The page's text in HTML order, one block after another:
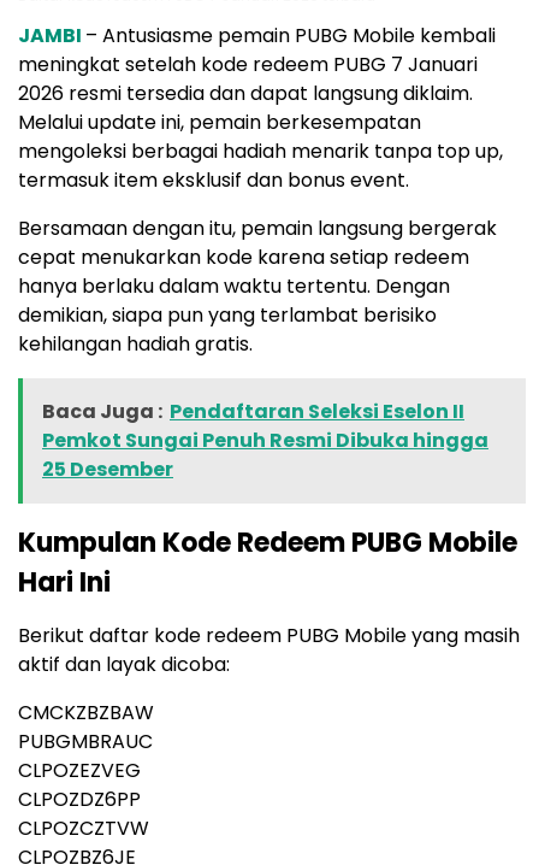
JAMBI – Antusiasme pemain PUBG Mobile kembali
meningkat setelah kode redeem PUBG 7 Januari
2026 resmi tersedia dan dapat langsung diklaim.
Melalui update ini, pemain berkesempatan
mengoleksi berbagai hadiah menarik tanpa top up,
termasuk item eksklusif dan bonus event.
Bersamaan dengan itu, pemain langsung bergerak
cepat menukarkan kode karena setiap redeem
hanya berlaku dalam waktu tertentu. Dengan
demikian, siapa pun yang terlambat berisiko
kehilangan hadiah gratis.
Baca Juga : Pendaftaran Seleksi Eselon II
Pemkot Sungai Penuh Resmi Dibuka hingga
25 Desember
Kumpulan Kode Redeem PUBG Mobile
Hari Ini
Berikut daftar kode redeem PUBG Mobile yang masih
aktif dan layak dicoba:
CMCKZBZBAW
PUBGMBRAUC
CLPOZEZVEG
CLPOZDZ6PP
CLPOZCZTVW
CLPOZBZ6JE